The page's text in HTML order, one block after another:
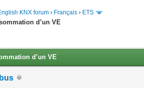
KNX forum › Français › ETS
d’un VE
d’un VE